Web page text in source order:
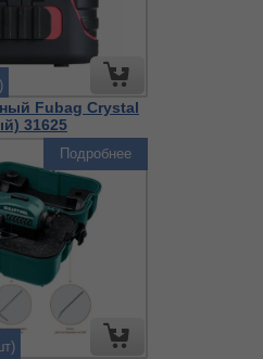
Fubag Crystal
31625
Подробнее